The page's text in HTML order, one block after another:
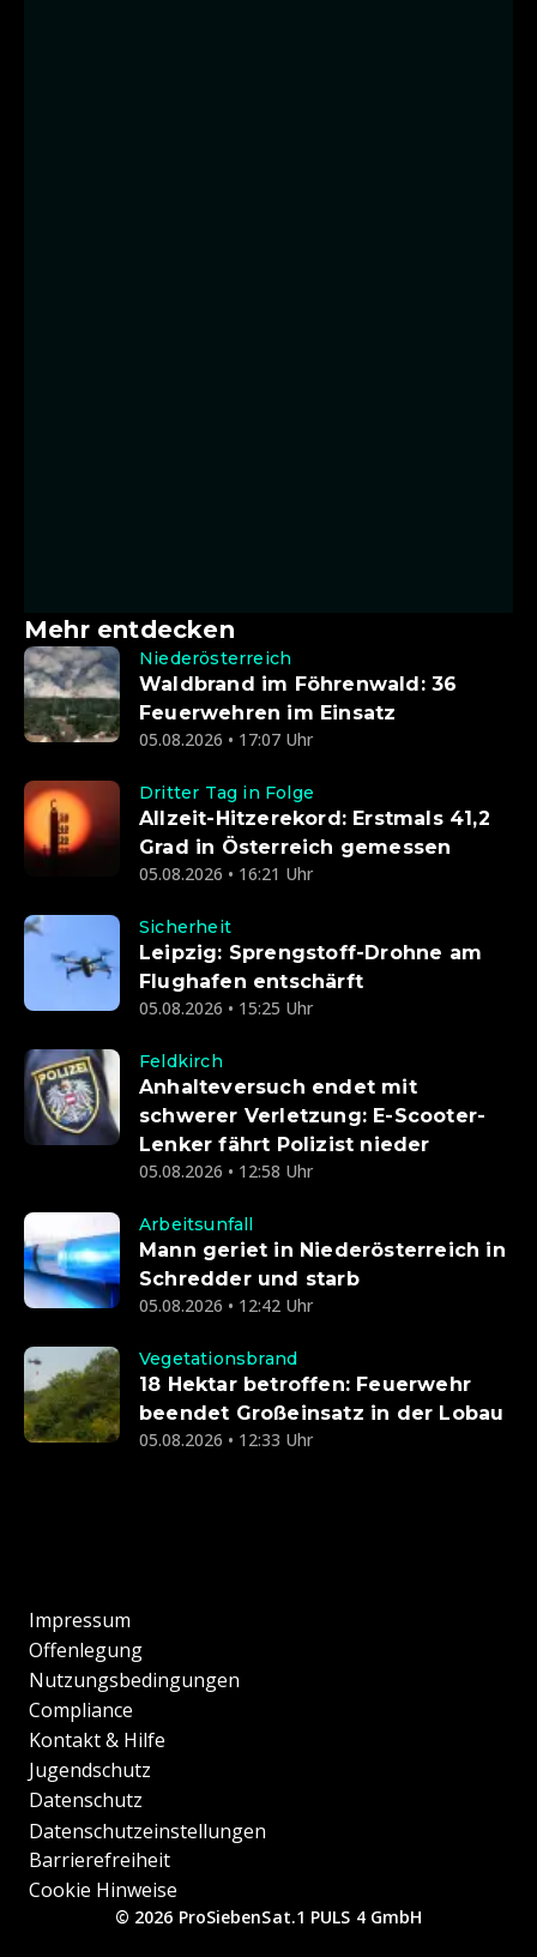
Mehr entdecken
Niederösterreich
Waldbrand im Föhrenwald: 36
Feuerwehren im Einsatz
05.08.2026 • 17:07 Uhr
Dritter Tag in Folge
Allzeit-Hitzerekord: Erstmals 41,2
Grad in Österreich gemessen
05.08.2026 • 16:21 Uhr
Sicherheit
Leipzig: Sprengstoff-Drohne am
Flughafen entschärft
05.08.2026 • 15:25 Uhr
Feldkirch
Anhalteversuch endet mit
schwerer Verletzung: E-Scooter-
Lenker fährt Polizist nieder
05.08.2026 • 12:58 Uhr
Arbeitsunfall
Mann geriet in Niederösterreich in
Schredder und starb
05.08.2026 • 12:42 Uhr
Vegetationsbrand
18 Hektar betroffen: Feuerwehr
beendet Großeinsatz in der Lobau
05.08.2026 • 12:33 Uhr
Impressum
Offenlegung
Nutzungsbedingungen
Compliance
Kontakt & Hilfe
Jugendschutz
Datenschutz
Datenschutzeinstellungen
Barrierefreiheit
Cookie Hinweise
© 2026 ProSiebenSat.1 PULS 4 GmbH